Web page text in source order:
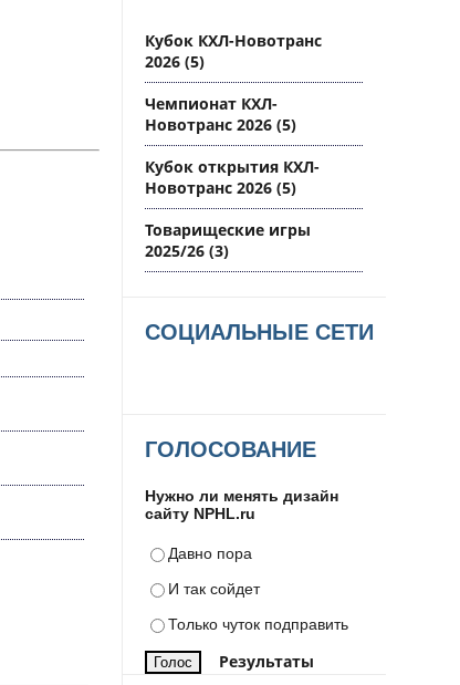
Кубок КХЛ-Новотранс
2026 (5)
Чемпионат КХЛ-
Новотранс 2026 (5)
Кубок открытия КХЛ-
Новотранс 2026 (5)
Товарищеские игры
2025/26 (3)
СОЦИАЛЬНЫЕ СЕТИ
ГОЛОСОВАНИЕ
Нужно ли менять дизайн
сайту NPHL.ru
Давно пора
И так сойдет
Только чуток подправить
Результаты